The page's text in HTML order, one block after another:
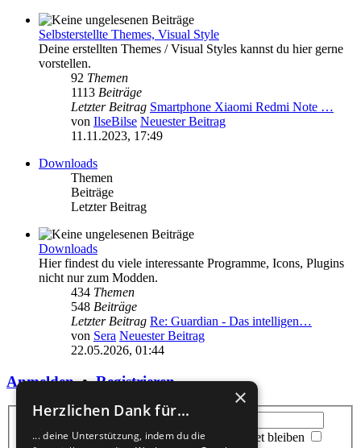
Selbsterstellte Themes, Visual Style
Deine erstellten Themes / Visual Styles kannst du hier gerne
vorstellen.
92 Themen
1113 Beiträge
Letzter Beitrag Smartphone Xiaomi Redmi Note …
von IlseBilse Neuester Beitrag
11.11.2023, 17:49
Downloads
Themen
Beiträge
Letzter Beitrag
Downloads
Hier findest du viele interessante Programme, Icons, Plugins
nicht nur zum Modden.
434 Themen
548 Beiträge
Letzter Beitrag Re: Guardian - Das intelligen…
von Sera Neuester Beitrag
22.05.2026, 01:44
Anmelden•Registrieren
Benutzername:
Passwort:
Ich habe mein Passwort vergessen | Angemeldet bleiben
×
Herzlichen Dank für...
... deine Unterstützung, indem du die